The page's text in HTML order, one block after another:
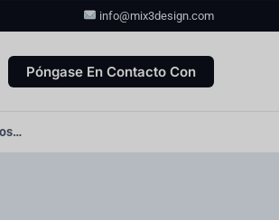
info@mix3design.com
Póngase En Contacto Con